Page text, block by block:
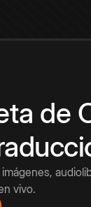
de
vivo.